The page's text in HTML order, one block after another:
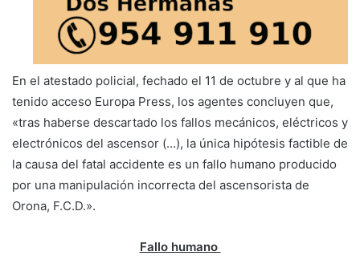
En el atestado policial, fechado el 11 de octubre y al que ha
tenido acceso Europa Press, los agentes concluyen que,
«tras haberse descartado los fallos mecánicos, eléctricos y
electrónicos del ascensor (…), la única hipótesis factible de
la causa del fatal accidente es un fallo humano producido
por una manipulación incorrecta del ascensorista de
Orona, F.C.D.».
Fallo humano